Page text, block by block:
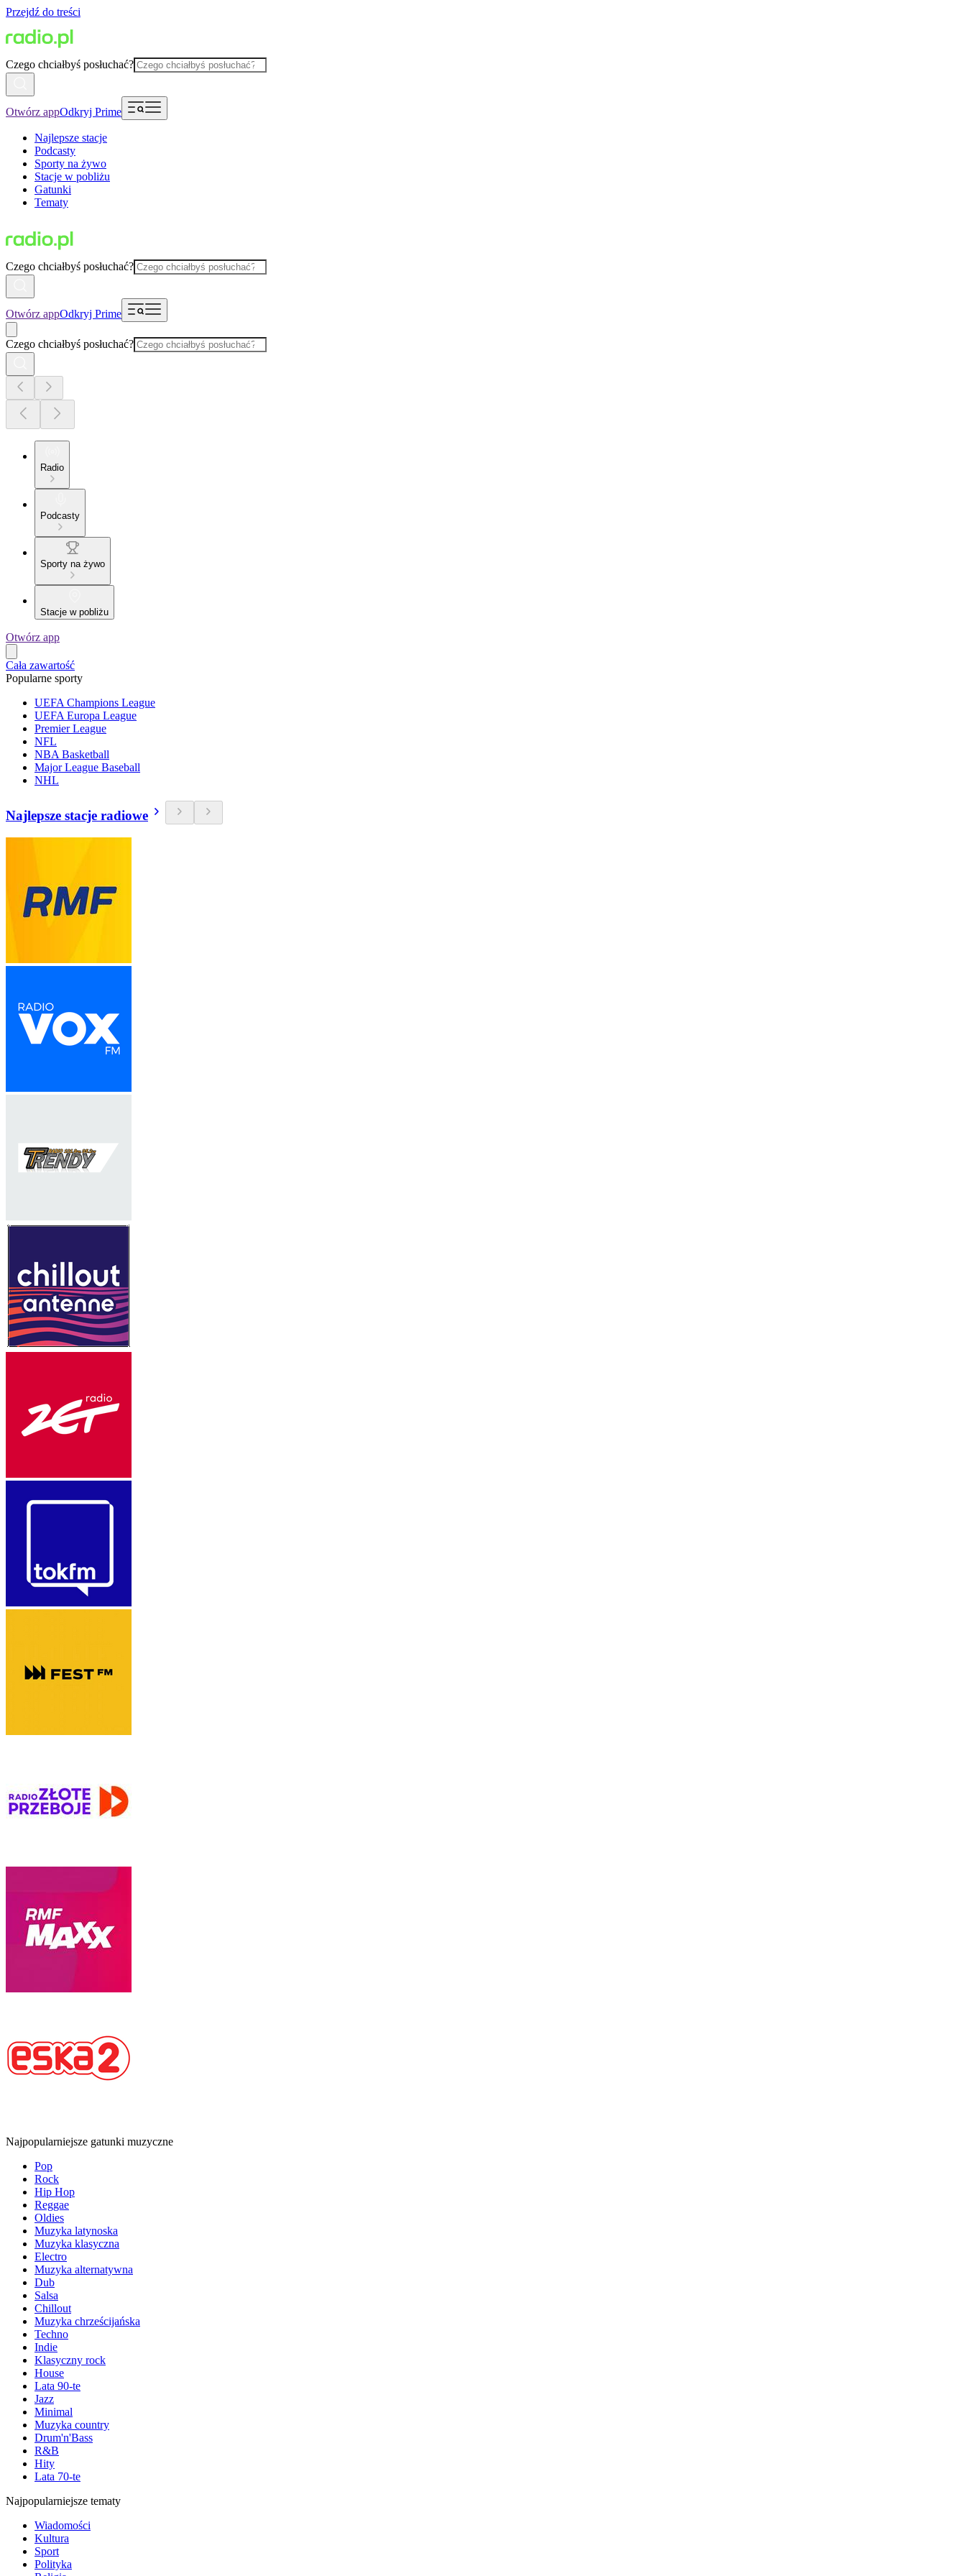
Przejdź do treści
Czego chciałbyś posłuchać?
Otwórz appOdkryj Prime
Najlepsze stacje
Podcasty
Sporty na żywo
Stacje w pobliżu
Gatunki
Tematy
Czego chciałbyś posłuchać?
Otwórz appOdkryj Prime
Czego chciałbyś posłuchać?
Radio
Podcasty
Sporty na żywo
Stacje w pobliżu
Otwórz app
Cała zawartość
Popularne sporty
UEFA Champions League
UEFA Europa League
Premier League
NFL
NBA Basketball
Major League Baseball
NHL
Najlepsze stacje radiowe
Najpopularniejsze gatunki muzyczne
Pop
Rock
Hip Hop
Reggae
Oldies
Muzyka latynoska
Muzyka klasyczna
Electro
Muzyka alternatywna
Dub
Salsa
Chillout
Muzyka chrześcijańska
Techno
Indie
Klasyczny rock
House
Lata 90-te
Jazz
Minimal
Muzyka country
Drum'n'Bass
R&B
Hity
Lata 70-te
Najpopularniejsze tematy
Wiadomości
Kultura
Sport
Polityka